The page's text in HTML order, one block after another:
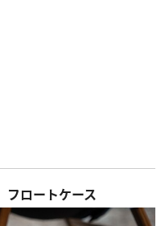
ロートケース